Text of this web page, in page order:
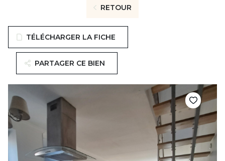
RETOUR
TÉLÉCHARGER LA FICHE
PARTAGER CE BIEN